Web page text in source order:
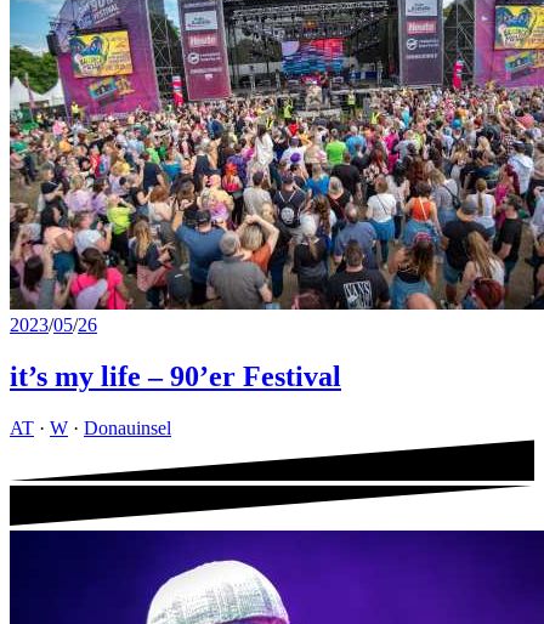
2023/05/26
it’s my life – 90’er Festival
AT · W · Donauinsel